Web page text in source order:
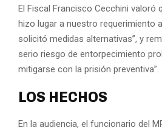
El Fiscal Francisco Cecchini valoró
hizo lugar a nuestro requerimiento
solicitó medidas alternativas”, y
serio riesgo de entorpecimiento
mitigarse con la prisión preventiva”.
LOS HECHOS
En la audiencia, el funcionario del